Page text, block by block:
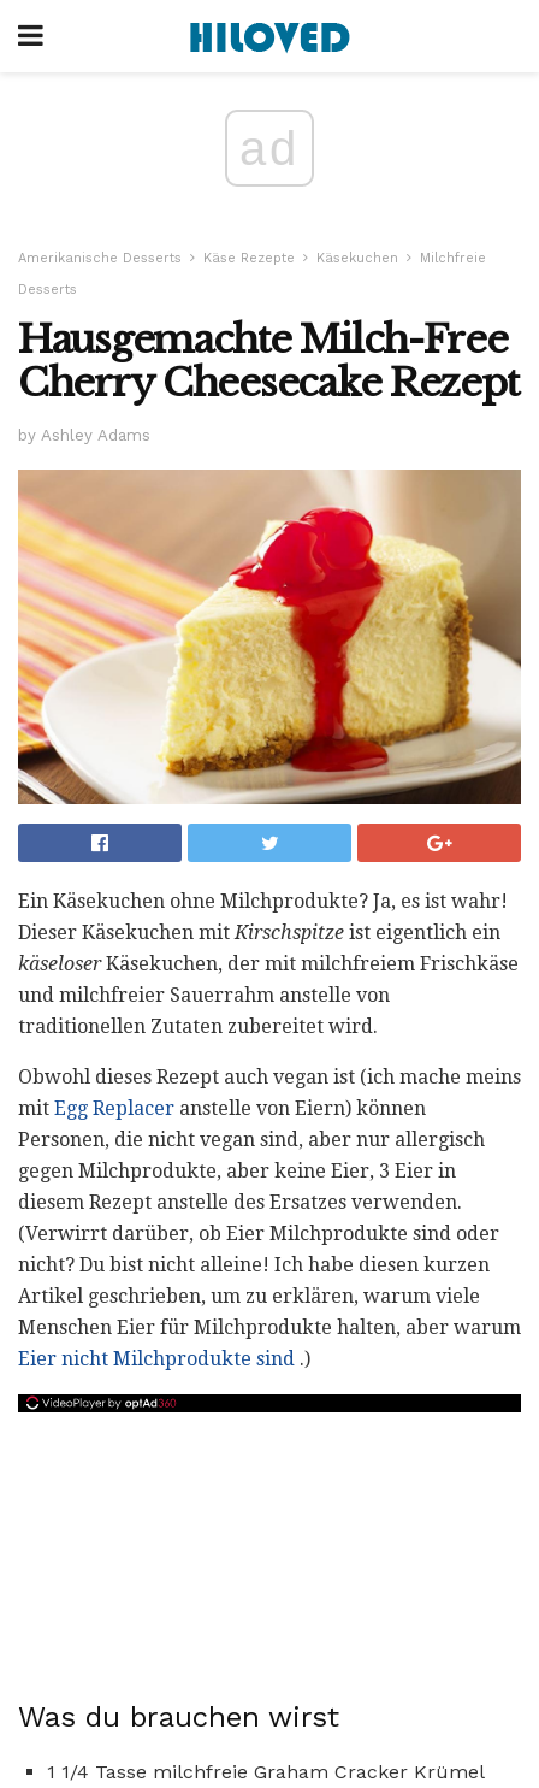
ad
Amerikanische Desserts Käse Rezepte Käsekuchen
Milchfreie
Desserts
Hausgemachte Milch-Free
Cherry Cheesecake Rezept
by Ashley Adams
Ein Käsekuchen ohne Milchprodukte? Ja, es ist wahr!
Dieser Käsekuchen mit Kirschspitze ist eigentlich ein
käseloserKäsekuchen, der mit milchfreiem Frischkäse
und milchfreier Sauerrahm anstelle von
traditionellen Zutaten zubereitet wird.
Obwohl dieses Rezept auch vegan ist (ich mache meins
mit Egg Replacer anstelle von Eiern) können
Personen, die nicht vegan sind, aber nur allergisch
gegen Milchprodukte, aber keine Eier, 3 Eier in
diesem Rezept anstelle des Ersatzes verwenden.
(Verwirrt darüber, ob Eier Milchprodukte sind oder
nicht? Du bist nicht alleine! Ich habe diesen kurzen
Artikel geschrieben, um zu erklären, warum viele
Menschen Eier für Milchprodukte halten, aber warum
Eier nicht Milchprodukte sind .)
Was du brauchen wirst
1 1/4 Tasse milchfreie Graham Cracker Krümel